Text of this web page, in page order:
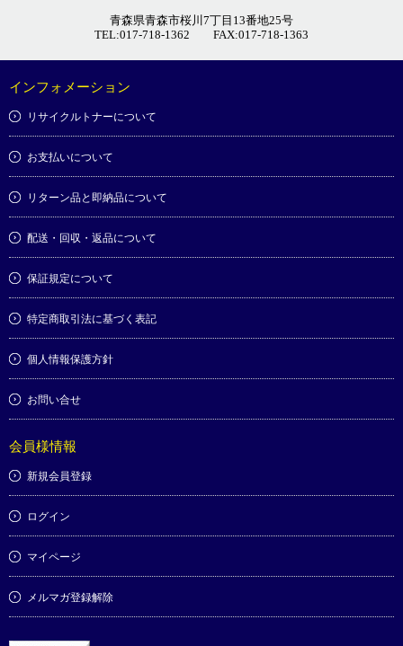
青森県青森市桜川7丁目13番地25号
TEL:017-718-1362 FAX:017-718-1363
インフォメーション
リサイクルトナーについて
お支払いについて
リターン品と即納品について
配送・回収・返品について
保証規定について
特定商取引法に基づく表記
個人情報保護方針
お問い合せ
会員様情報
新規会員登録
ログイン
マイページ
メルマガ登録解除